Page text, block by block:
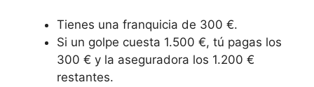
Tienes una franquicia de 300 €.
Si un golpe cuesta 1.500 €, tú pagas los
300 € y la aseguradora los 1.200 €
restantes.